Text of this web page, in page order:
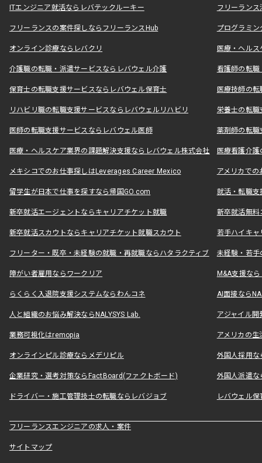
ITエンジニア就活ならレバテックルーキー フリーラン
フリーランスの案件探しならフリーランスHub プログラミ
オンライン診療ならレバクリ 医療・ヘル
介護職の転職・派遣サービスならレバウェル介護 看護師の転
保育士の転職支援サービスならレバウェル保育士 医療技師の
リハビリ職の転職支援サービスならレバウェルリハビリ 栄養士の転
医師の転職支援サービスならレバウェル医師 薬剤師の転
医療・ヘルスケア業界の課題解決支援ならレバウェル株式会社 医療看護介
メキシコでのお仕事探しはLeverages Career Mexico アメリカで
留学生が日本で仕事を探すなら帰国GO.com 就活・転職
新卒就活エージェントならキャリアチケット就職 新卒就活無料
新卒就活スカウトならキャリアチケット就職スカウト 若手ハイキ
フリーター・既卒・未経験の就職・再就職ならハタラクティブ 未経験・若手
障がい者雇用ならワークリア M&A支援な
らくらく入退院支援システムならわんコネ AI面接なら
人と組織のお悩み解決ならNALYSYS Lab. アジャイル
業務可視化はremopia アメリカの
オンラインピル診療ならメデリピル 外国人採用
企業研究・選考対策ならFactBoard(ファクトボード) 外国人派遣な
ドライバー・施工管理技士の転職ならレバジョブ レバウェル
フリーランスエンジニアの求人・案件
サイトマップ